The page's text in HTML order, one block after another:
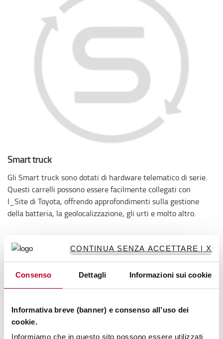
CONTINUA SENZA ACCETTARE | X
Consenso Dettagli Informazioni sui cookie
Informativa breve (banner) e consenso all’uso dei
cookie.
Informiamo che in questo sito possono essere utilizzati
Smart truck
Gli Smart truck sono dotati di hardware telematico di serie.
Questi carrelli possono essere facilmente collegati con
I_Site di Toyota, offrendo approfondimenti sulla gestione
della batteria, la geolocalizzazione, gli urti e molto altro.
Specifiche tecniche
L'SWE140S è dotato di razze di supporto allargate per
consentirne la movimentazione di diverse dimensioni di
pallet.
Velocità di trazione fino a 6 km/h
Ottima visibilità